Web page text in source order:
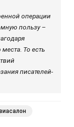
операции
пользу –
То есть
писателей-